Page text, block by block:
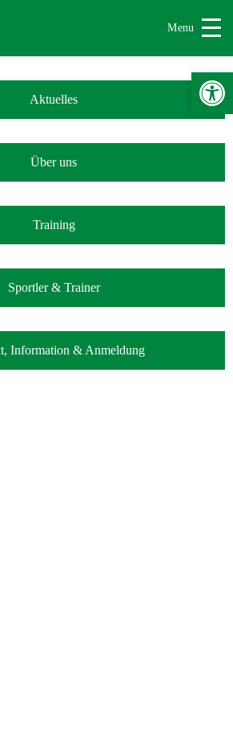
Menu
Aktuelles
Über uns
Training
Sportler & Trainer
Information & Anmeldung